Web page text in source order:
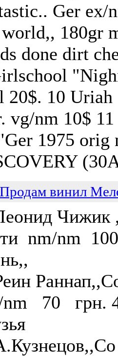
Ger ex/
180gr
done dirt
20$. 10 Uriah
vg/nm 10$
1975 orig
винил
Чижик
nm/nm
nm 70 грн.